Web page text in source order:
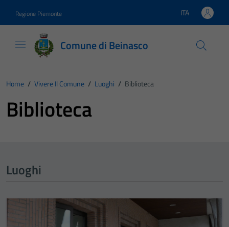
Regione Piemonte Lingua attiva:
ITA
Comune di Beinasco
Home / Vivere Il Comune / Luoghi / Biblioteca
Biblioteca
Luoghi